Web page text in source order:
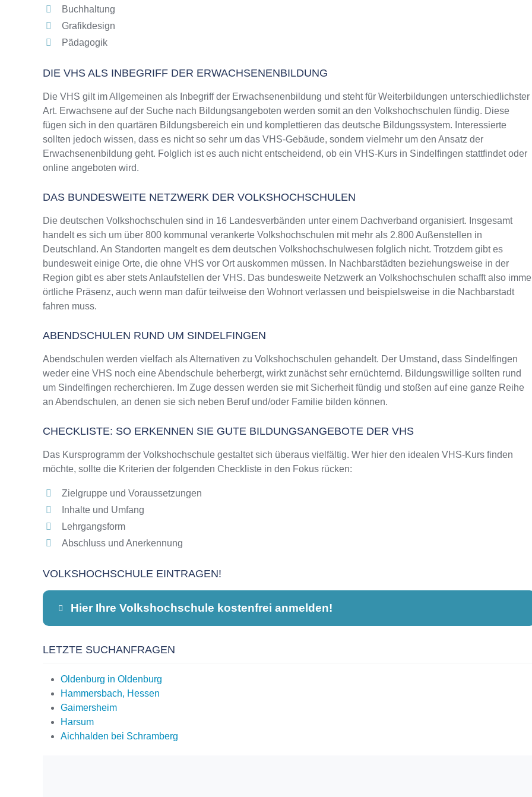
Buchhaltung
Grafikdesign
Pädagogik
DIE VHS ALS INBEGRIFF DER ERWACHSENENBILDUNG
Die VHS gilt im Allgemeinen als Inbegriff der Erwachsenenbildung und steht für Weiterbildungen unterschiedlichster
Art. Erwachsene auf der Suche nach Bildungsangeboten werden somit an den Volkshochschulen fündig. Diese
fügen sich in den quartären Bildungsbereich ein und komplettieren das deutsche Bildungssystem. Interessierte
sollten jedoch wissen, dass es nicht so sehr um das VHS-Gebäude, sondern vielmehr um den Ansatz der
Erwachsenenbildung geht. Folglich ist es auch nicht entscheidend, ob ein VHS-Kurs in Sindelfingen stattfindet oder
online angeboten wird.
DAS BUNDESWEITE NETZWERK DER VOLKSHOCHSCHULEN
Die deutschen Volkshochschulen sind in 16 Landesverbänden unter einem Dachverband organisiert. Insgesamt
handelt es sich um über 800 kommunal verankerte Volkshochschulen mit mehr als 2.800 Außenstellen in
Deutschland. An Standorten mangelt es dem deutschen Volkshochschulwesen folglich nicht. Trotzdem gibt es
bundesweit einige Orte, die ohne VHS vor Ort auskommen müssen. In Nachbarstädten beziehungsweise in der
Region gibt es aber stets Anlaufstellen der VHS. Das bundesweite Netzwerk an Volkshochschulen schafft also
örtliche Präsenz, auch wenn man dafür teilweise den Wohnort verlassen und beispielsweise in die Nachbarstadt
fahren muss.
ABENDSCHULEN RUND UM SINDELFINGEN
Abendschulen werden vielfach als Alternativen zu Volkshochschulen gehandelt. Der Umstand, dass Sindelfingen
weder eine VHS noch eine Abendschule beherbergt, wirkt zunächst sehr ernüchternd. Bildungswillige sollten rund
um Sindelfingen recherchieren. Im Zuge dessen werden sie mit Sicherheit fündig und stoßen auf eine ganze Reihe
an Abendschulen, an denen sie sich neben Beruf und/oder Familie bilden können.
CHECKLISTE: SO ERKENNEN SIE GUTE BILDUNGSANGEBOTE DER VHS
Das Kursprogramm der Volkshochschule gestaltet sich überaus vielfältig. Wer hier den idealen VHS-Kurs finden
möchte, sollte die Kriterien der folgenden Checkliste in den Fokus rücken:
Zielgruppe und Voraussetzungen
Inhalte und Umfang
Lehrgangsform
Abschluss und Anerkennung
VOLKSHOCHSCHULE EINTRAGEN!
Hier Ihre Volkshochschule kostenfrei anmelden!
LETZTE SUCHANFRAGEN
Oldenburg in Oldenburg
Hammersbach, Hessen
Gaimersheim
Harsum
Aichhalden bei Schramberg